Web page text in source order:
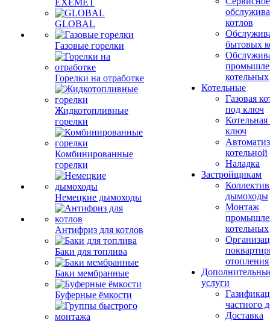
EXEMET
GLOBAL
Газовые горелки
Горелки на отработке
Жидкотопливные
горелки
Комбинированные
горелки
Немецкие дымоходы
Антифриз для котлов
Баки для топлива
Баки мембранные
Буферные ёмкости
котлов
бытовых
котельных
Котельные
Газовая
под ключ
ключ
котельной
Наладка
Застройщикам
дымоходы
Монтаж
котельных
отопления
услуги
частного
Доставка